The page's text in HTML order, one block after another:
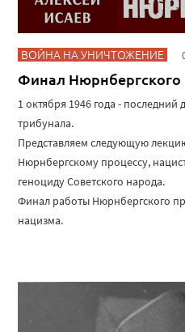
ВОЙНА НА УНИЧТОЖЕНИЕ
Финал Нюрнбергского
1 октября 1946 года -
трибунала.
Представляем следующую
Нюрнбергскому процессу,
геноциду Советского народа.
Финал работы Нюрнбергского
нацизма.